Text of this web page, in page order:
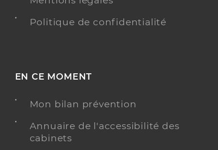
Politique de confidentialité
EN CE MOMENT
Mon bilan prévention
Annuaire de l'accessibilité des
cabinets